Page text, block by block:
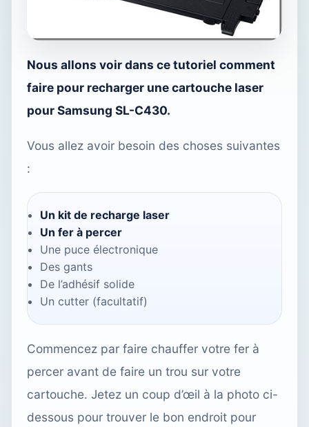
Nous allons voir dans ce tutoriel comment
faire pour recharger une cartouche laser
pour Samsung SL-C430.
Vous allez avoir besoin des choses suivantes
:
Un kit de recharge laser
Un fer à percer
Une puce électronique
Des gants
De l’adhésif solide
Un cutter (facultatif)
Commencez par faire chauffer votre fer à
percer avant de faire un trou sur votre
cartouche. Jetez un coup d’œil à la photo ci-
dessous pour trouver le bon endroit pour